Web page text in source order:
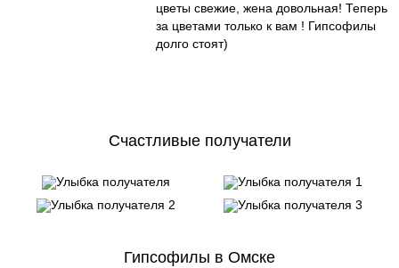
цветы свежие, жена довольная! Теперь
за цветами только к вам ! Гипсофилы
долго стоят)
Счастливые получатели
Гипсофилы в Омске